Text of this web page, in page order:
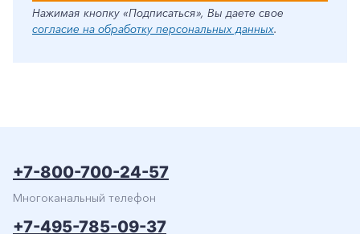
Нажимая кнопку «Подписаться», Вы даете свое
согласие на обработку персональных данных.
+7-800-700-24-57
Многоканальный телефон
+7-495-785-09-37